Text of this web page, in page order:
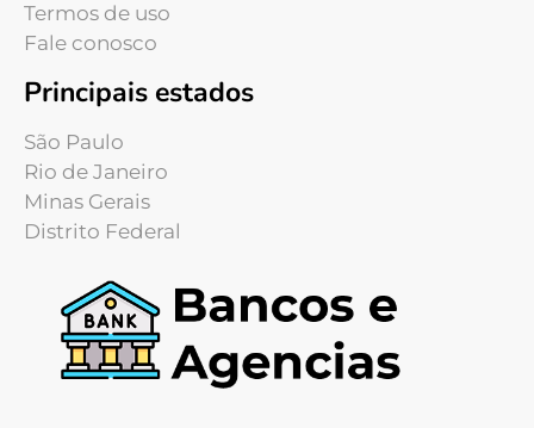
Termos de uso
Fale conosco
Principais estados
São Paulo
Rio de Janeiro
Minas Gerais
Distrito Federal